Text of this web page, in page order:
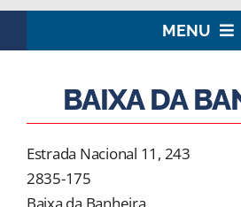
MENU
INSTITUCIONAL
BAIXA DA
Estrada Nacional 11, 243
2835-175